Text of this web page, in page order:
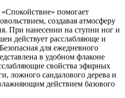
помогает
создавая атмосферу
При нанесении на ступни ног и
действует расслабляюще и
для ежедневного
в удобном флаконе
свойства эфирных
ложного сандалового дерева и
действием базового